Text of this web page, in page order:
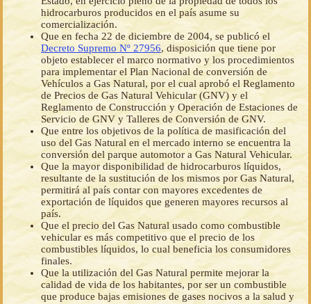
hidrocarburos producidos en el país asume su
comercialización.
Que en fecha 22 de diciembre de 2004, se publicó el
Decreto Supremo Nº 27956, disposición que tiene por
objeto establecer el marco normativo y los procedimientos
para implementar el Plan Nacional de conversión de
Vehículos a Gas Natural, por el cual aprobó el Reglamento
de Precios de Gas Natural Vehicular (GNV) y el
Reglamento de Construcción y Operación de Estaciones de
Servicio de GNV y Talleres de Conversión de GNV.
Que entre los objetivos de la política de masificación del
uso del Gas Natural en el mercado interno se encuentra la
conversión del parque automotor a Gas Natural Vehicular.
Que la mayor disponibilidad de hidrocarburos líquidos,
resultante de la sustitución de los mismos por Gas Natural,
permitirá al país contar con mayores excedentes de
exportación de líquidos que generen mayores recursos al
país.
Que el precio del Gas Natural usado como combustible
vehicular es más competitivo que el precio de los
combustibles líquidos, lo cual beneficia los consumidores
finales.
Que la utilización del Gas Natural permite mejorar la
calidad de vida de los habitantes, por ser un combustible
que produce bajas emisiones de gases nocivos a la salud y